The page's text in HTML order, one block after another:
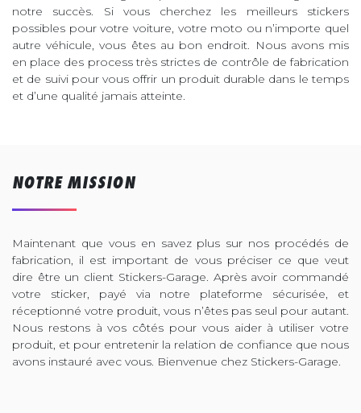
notre succès. Si vous cherchez les meilleurs stickers
possibles pour votre voiture, votre moto ou n’importe quel
autre véhicule, vous êtes au bon endroit. Nous avons mis
en place des process très strictes de contrôle de fabrication
et de suivi pour vous offrir un produit durable dans le temps
et d’une qualité jamais atteinte.
NOTRE MISSION
Maintenant que vous en savez plus sur nos procédés de
fabrication, il est important de vous préciser ce que veut
dire être un client Stickers-Garage. Après avoir commandé
votre sticker, payé via notre plateforme sécurisée, et
réceptionné votre produit, vous n’êtes pas seul pour autant.
Nous restons à vos côtés pour vous aider à utiliser votre
produit, et pour entretenir la relation de confiance que nous
avons instauré avec vous. Bienvenue chez Stickers-Garage.